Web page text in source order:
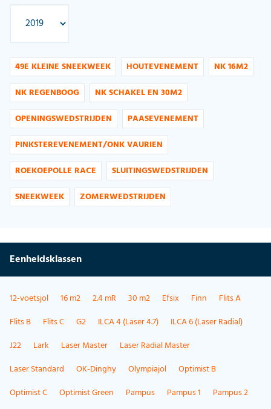
49E KLEINE SNEEKWEEK HOUTEVENEMENT
NK 16M2
NK REGENBOOG
NK SCHAKEL EN 30M2
OPENINGSWEDSTRIJDEN
PAASEVENEMENT
PINKSTEREVENEMENT/ONK VAURIEN
ROEKOEPOLLE RACE
SLUITINGSWEDSTRIJDEN
SNEEKWEEK
ZOMERWEDSTRIJDEN
Eenheidsklassen
12-voetsjol 16 m2 2.4 mR 30 m2 Efsix Finn
Flits A
Flits B
Flits C G2 ILCA 4 (Laser 4.7)
ILCA 6 (Laser Radial)
J22
Lark Laser Master
Laser Radial Master
Laser Standard
OK-Dinghy Olympiajol
Optimist B
Optimist C
Optimist Green Pampus Pampus 1
Pampus 2